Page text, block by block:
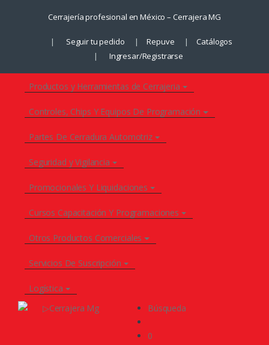
Cerrajería profesional en México – Cerrajera MG
Seguir tu pedido Repuve
Catálogos
Ingresar/Registrarse
Productos y Herramientas de Cerrajeria
Controles, Chips Y Equipos De Programación
Partes De Cerradura Automotriz
Seguridad y Vigilancia
Promocionales Y Liquidaciones
Cursos Capacitación Y Programaciones
Otros Productos Comerciales
Servicios De Suscripción
Logística
Búsqueda
0